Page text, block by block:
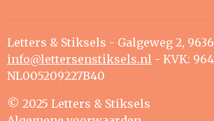
Letters & Stiksels - Galgeweg 2,
info@lettersenstiksels.nl - KVK:
NL005209227B40
© 2025 Letters &